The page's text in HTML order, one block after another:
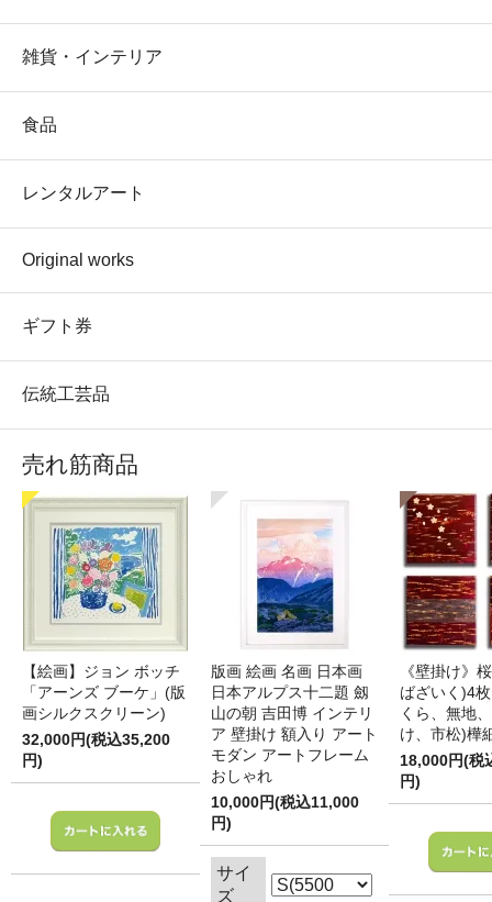
雑貨・インテリア
食品
レンタルアート
Original works
ギフト券
伝統工芸品
売れ筋商品
【絵画】ジョン ボッチ
「アーンズ ブーケ」(版
画シルクスクリーン)
32,000円(税込35,200
円)
版画 絵画 名画 日本画
日本アルプス十二題 劔
山の朝 吉田博 インテリ
ア 壁掛け 額入り アート
モダン アートフレーム
おしゃれ
10,000円(税込11,000
円)
サイ
ズ
《壁掛け》
ばざいく)4
くら、無地
け、市松)樺
18,000円(税
円)